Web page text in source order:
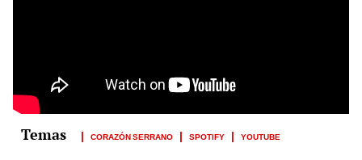
CORAZÓN SERRANO SPOTIFY YOUTUBE